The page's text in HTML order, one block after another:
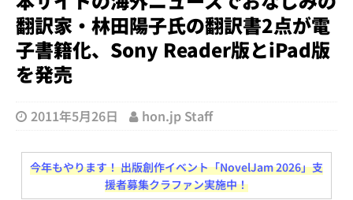
翻訳家・林田陽子氏の翻訳書2点が電
子書籍化、Sony Reader版とiPad版
を発売
2011年5月26日 hon.jp Staff
今年もやります！ 出版創作イベント「NovelJam 2026」支
援者募集クラファン実施中！